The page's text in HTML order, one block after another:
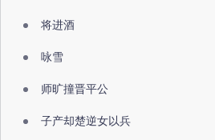
将进酒
咏雪
师旷撞晋平公
子产却楚逆女以兵